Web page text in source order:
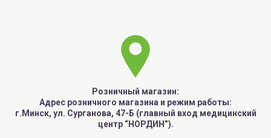
Real Barrier Крем для лица, интенсивно
увлажняющий (пробник)
Декабрь 2021 No.7 *ограниченное
количество в выпуске.
Розничный магазин:
Адрес розничного магазина и режим работы:
г.Минск, ул. Сурганова, 47-Б (главный вход медицинский
центр “НОРДИН”).